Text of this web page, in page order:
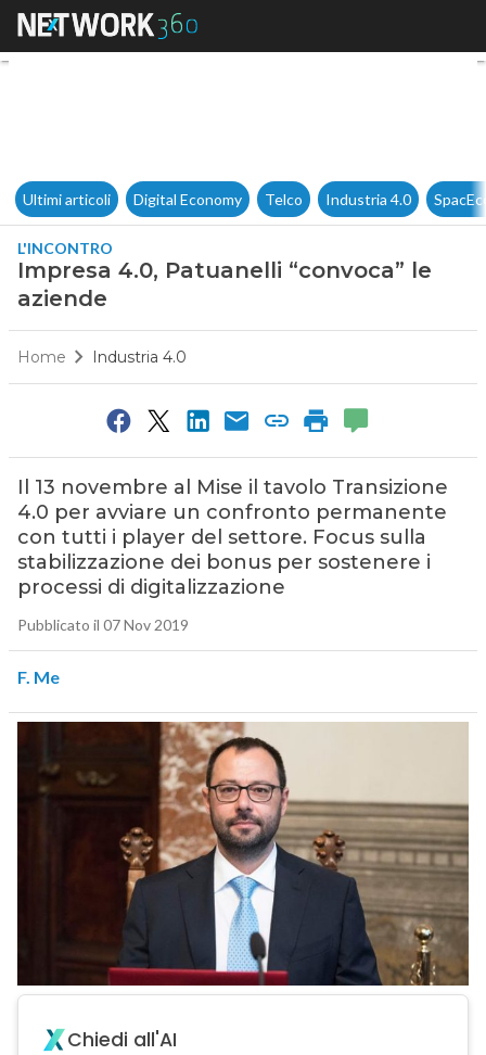
Impresa 4.0, Patuanelli
Ultimi articoli Digital Economy Telco Industria 4.0
L'INCONTRO
Impresa 4.0, Patuanelli “convoca” le
aziende
Home Industria 4.0
Il 13 novembre al Mise il tavolo Transizione
4.0 per avviare un confronto permanente
con tutti i player del settore. Focus sulla
stabilizzazione dei bonus per sostenere i
processi di digitalizzazione
Pubblicato il 07 Nov 2019
F. Me
Chiedi all'AI